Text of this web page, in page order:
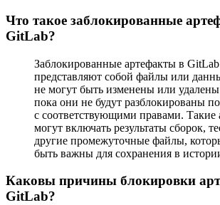
Что такое заблокированные
GitLab?
Заблокированные артефакты в GitLab
представляют собой файлы или
не могут быть изменены или удалены
пока они не будут разблокированы
с соответствующими правами. Такие
могут включать результаты сборок,
другие промежуточные файлы,
быть важны для сохранения в
Каковы причины блокировки
GitLab?